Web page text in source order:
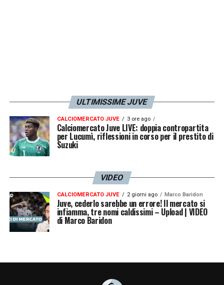
ULTIMISSIME JUVE
CALCIOMERCATO JUVE 3 ore ago
Calciomercato Juve LIVE: doppia contropartita
per Lucumì, riflessioni in corso per il prestito di
Suzuki
VIDEO
CALCIOMERCATO JUVE 2 giorni ago Marco Baridon
Juve, cederlo sarebbe un errore! Il mercato si
infiamma, tre nomi caldissimi – Upload | VIDEO
di Marco Baridon